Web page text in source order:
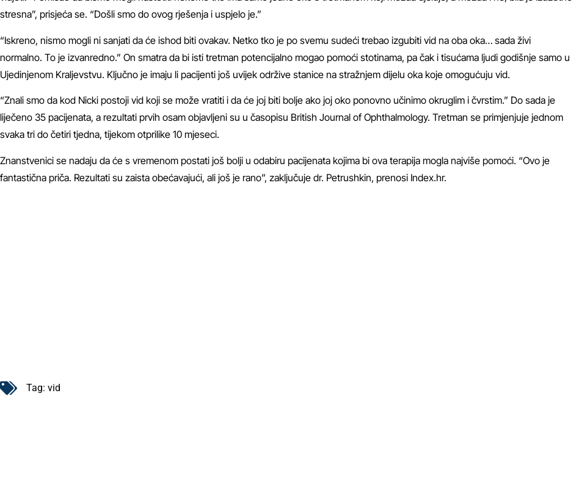
stresna”, prisjeća se. “Došli smo do ovog rješenja i uspjelo je.”
“Iskreno, nismo mogli ni sanjati da će ishod biti ovakav. Netko tko je po svemu sudeći trebao izgubiti vid na oba oka… sada živi
normalno. To je izvanredno.” On smatra da bi isti tretman potencijalno mogao pomoći stotinama, pa čak i tisućama ljudi godišnje samo u
Ujedinjenom Kraljevstvu. Ključno je imaju li pacijenti još uvijek održive stanice na stražnjem dijelu oka koje omogućuju vid.
“Znali smo da kod Nicki postoji vid koji se može vratiti i da će joj biti bolje ako joj oko ponovno učinimo okruglim i čvrstim.” Do sada je
liječeno 35 pacijenata, a rezultati prvih osam objavljeni su u časopisu British Journal of Ophthalmology. Tretman se primjenjuje jednom
svaka tri do četiri tjedna, tijekom otprilike 10 mjeseci.
Znanstvenici se nadaju da će s vremenom postati još bolji u odabiru pacijenata kojima bi ova terapija mogla najviše pomoći. “Ovo je
fantastična priča. Rezultati su zaista obećavajući, ali još je rano”, zaključuje dr. Petrushkin, prenosi Index.hr.
Tag: vid